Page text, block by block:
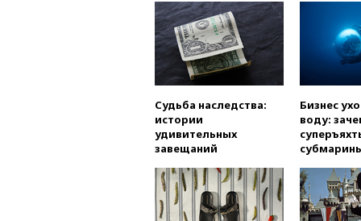
Судьба наследства:
истории
удивительных
завещаний
Бизнес
воду: